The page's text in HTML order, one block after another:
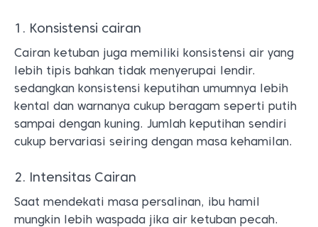
1. Konsistensi cairan
Cairan ketuban juga memiliki konsistensi air yang
lebih tipis bahkan tidak menyerupai lendir.
sedangkan konsistensi keputihan umumnya lebih
kental dan warnanya cukup beragam seperti putih
sampai dengan kuning. Jumlah keputihan sendiri
cukup bervariasi seiring dengan masa kehamilan.
2. Intensitas Cairan
Saat mendekati masa persalinan, ibu hamil
mungkin lebih waspada jika air ketuban pecah.